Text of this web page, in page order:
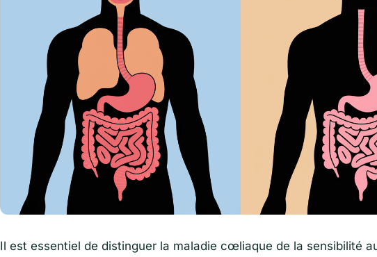
Il est essentiel de distinguer la maladie cœliaque de la sensibilité